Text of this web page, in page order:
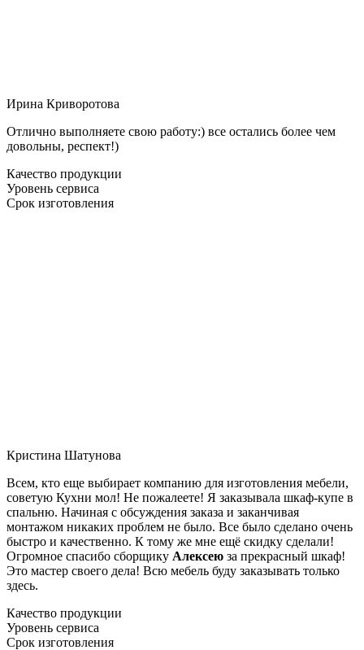
Ирина Криворотова
Отлично выполняете свою работу:) все остались более чем
довольны, респект!)
Качество продукции
Уровень сервиса
Срок изготовления
Кристина Шатунова
Всем, кто еще выбирает компанию для изготовления мебели,
советую Кухни мол! Не пожалеете! Я заказывала шкаф-купе в
спальню. Начиная с обсуждения заказа и заканчивая
монтажом никаких проблем не было. Все было сделано очень
быстро и качественно. К тому же мне ещё скидку сделали!
Огромное спасибо сборщику Алексею за прекрасный шкаф!
Это мастер своего дела! Всю мебель буду заказывать только
здесь.
Качество продукции
Уровень сервиса
Срок изготовления